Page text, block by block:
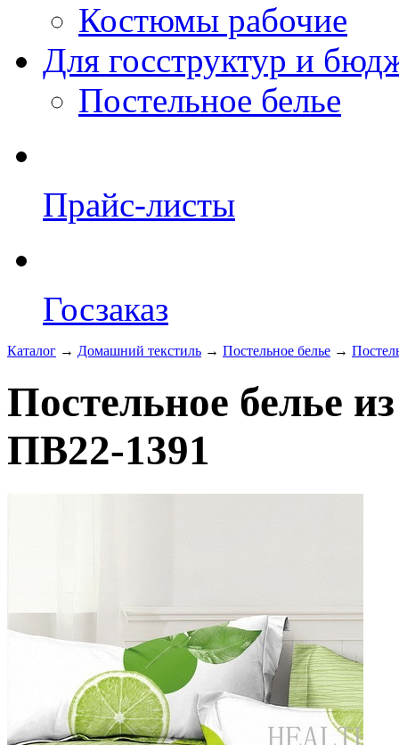
Костюмы рабочие
Для госструктур и
Постельное белье
Прайс-листы
Госзаказ
Каталог → Домашний текстиль → Постельное белье →
Постельное белье
ПВ22-1391